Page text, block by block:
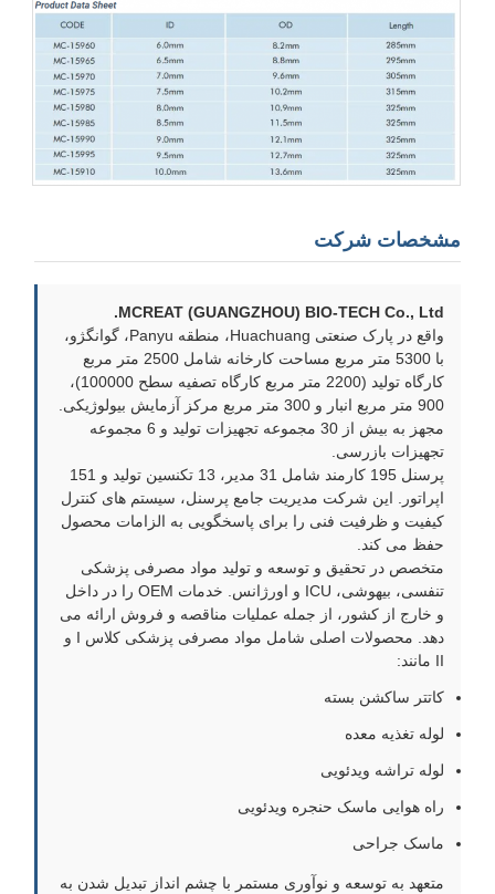
مشخصات شرکت
MCREAT (GUANGZHOU) BIO-TECH Co., Ltd.
واقع در پارک صنعتی Huachuang، منطقه Panyu، گوانگژو،
با 5300 متر مربع مساحت کارخانه شامل 2500 متر مربع
کارگاه تولید (2200 متر مربع کارگاه تصفیه سطح 100000)،
900 متر مربع انبار و 300 متر مربع مرکز آزمایش بیولوژیکی.
مجهز به بیش از 30 مجموعه تجهیزات تولید و 6 مجموعه
تجهیزات بازرسی.
پرسنل 195 کارمند شامل 31 مدیر، 13 تکنسین تولید و 151
اپراتور. این شرکت مدیریت جامع پرسنل، سیستم های کنترل
کیفیت و ظرفیت فنی را برای پاسخگویی به الزامات محصول
حفظ می کند.
متخصص در تحقیق و توسعه و تولید مواد مصرفی پزشکی
تنفسی، بیهوشی، ICU و اورژانس. خدمات OEM را در داخل
و خارج از کشور، از جمله عملیات مناقصه و فروش ارائه می
دهد. محصولات اصلی شامل مواد مصرفی پزشکی کلاس I و
کاتتر ساکشن بسته
لوله تغذیه معده
لوله تراشه ویدئویی
راه هوایی ماسک حنجره ویدئویی
ماسک جراحی
متعهد به توسعه و نوآوری مستمر با چشم انداز تبدیل شدن به